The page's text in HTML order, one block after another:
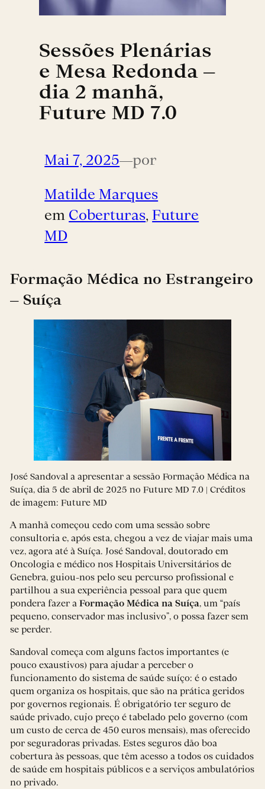
Sessões Plenárias
e Mesa Redonda –
dia 2 manhã,
Future MD 7.0
Mai 7, 2025—por
Matilde Marques
em Coberturas, Future
MD
Formação Médica no Estrangeiro
– Suíça
José Sandoval a apresentar a sessão Formação Médica na
Suíça, dia 5 de abril de 2025 no Future MD 7.0 | Créditos
de imagem: Future MD
A manhã começou cedo com uma sessão sobre
consultoria e, após esta, chegou a vez de viajar mais uma
vez, agora até à Suíça. José Sandoval, doutorado em
Oncologia e médico nos Hospitais Universitários de
Genebra, guiou-nos pelo seu percurso profissional e
partilhou a sua experiência pessoal para que quem
pondera fazer a Formação Médica na Suíça, um “país
pequeno, conservador mas inclusivo”, o possa fazer sem
se perder.
Sandoval começa com alguns factos importantes (e
pouco exaustivos) para ajudar a perceber o
funcionamento do sistema de saúde suíço: é o estado
quem organiza os hospitais, que são na prática geridos
por governos regionais. É obrigatório ter seguro de
saúde privado, cujo preço é tabelado pelo governo (com
um custo de cerca de 450 euros mensais), mas oferecido
por seguradoras privadas. Estes seguros dão boa
cobertura às pessoas, que têm acesso a todos os cuidados
de saúde em hospitais públicos e a serviços ambulatórios
no privado.